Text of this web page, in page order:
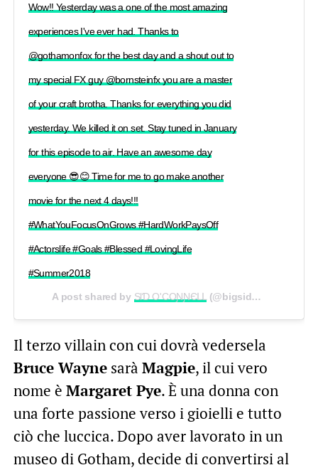
Wow!! Yesterday was a one of the most amazing
experiences I've ever had. Thanks to
@gothamonfox for the best day and a shout out to
my special FX guy @bornsteinfx you are a master
of your craft brotha. Thanks for everything you did
yesterday. We killed it on set. Stay tuned in January
for this episode to air. Have an awesome day
everyone 😎😊 Time for me to go make another
movie for the next 4 days!!!
#WhatYouFocusOnGrows #HardWorkPaysOff
#Actorslife #Goals #Blessed #LovingLife
#Summer2018
A post shared by SƖƊ O'COƝƝЄԼԼ (@bigsid65) on
Il terzo villain con cui dovrà vedersela
Bruce Waynesarà Magpie, il cui vero
nome è Margaret Pye. È una donna con
una forte passione verso i gioielli e tutto
ciò che luccica. Dopo aver lavorato in un
museo di Gotham, decide di convertirsi al